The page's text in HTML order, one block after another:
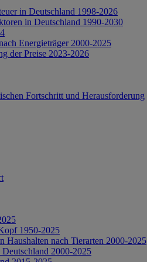
in Deutschland 1998-2026
in Deutschland 1990-2030
Energieträger 2000-2025
der Preise 2023-2026
Fortschritt und Herausforderung
1950-2025
Haushalten nach Tierarten 2000-2025
2000-2025